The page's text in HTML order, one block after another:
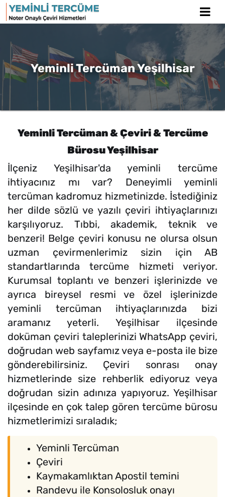
Yeminli Tercüman Yeşilhisar
Yeminli Tercüman & Çeviri & Tercüme
Bürosu Yeşilhisar
İlçeniz Yeşilhisar'da yeminli tercüme
ihtiyacınız mı var? Deneyimli yeminli
tercüman kadromuz hizmetinizde. İstediğiniz
her dilde sözlü ve yazılı çeviri ihtiyaçlarınızı
karşılıyoruz. Tıbbi, akademik, teknik ve
benzeri! Belge çeviri konusu ne olursa olsun
uzman çevirmenlerimiz sizin için AB
standartlarında tercüme hizmeti veriyor.
Kurumsal toplantı ve benzeri işlerinizde ve
ayrıca bireysel resmi ve özel işlerinizde
yeminli tercüman ihtiyaçlarınızda bizi
aramanız yeterli. Yeşilhisar ilçesinde
doküman çeviri taleplerinizi WhatsApp çeviri,
doğrudan web sayfamız veya e-posta ile bize
gönderebilirsiniz. Çeviri sonrası onay
hizmetlerinde size rehberlik ediyoruz veya
doğrudan sizin adınıza yapıyoruz. Yeşilhisar
ilçesinde en çok talep gören tercüme bürosu
hizmetlerimizi sıraladık;
Yeminli Tercüman
Çeviri
Kaymakamlıktan Apostil temini
Randevu ile Konsolosluk onayı